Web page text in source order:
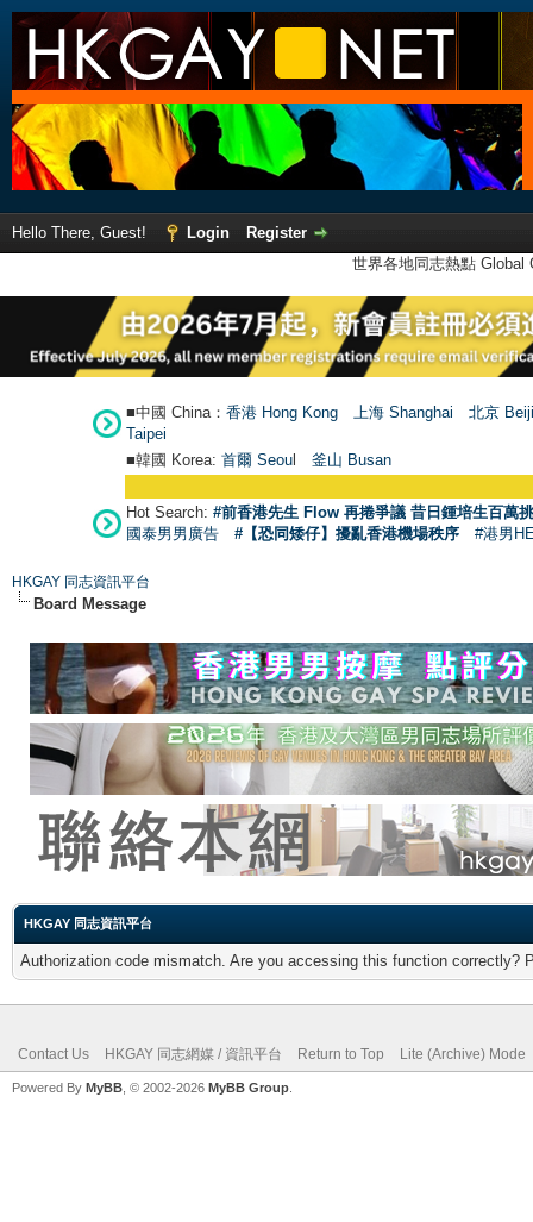
Hello There, Guest! Login
Register
世界各地同志熱點
■中國 China： 香港 Hong Kong 上海 Shanghai
北京
Taipei
■韓國 Korea: 首爾 Seoul 釜山 Busan
Hot Search: #前香港先生 Flow 再捲爭議 昔日鍾培生百萬
國泰男男廣告
#【恐同矮仔】擾亂香港機場秩序 #港男
HKGAY 同志資訊平台
Board Message
HKGAY 同志資訊平台
Authorization code mismatch. Are you accessing this function correctly?
Contact Us HKGAY 同志網媒 / 資訊平台 Return to Top Lite (Archive) Mode
Powered By MyBB , © 2002-2026 MyBB Group